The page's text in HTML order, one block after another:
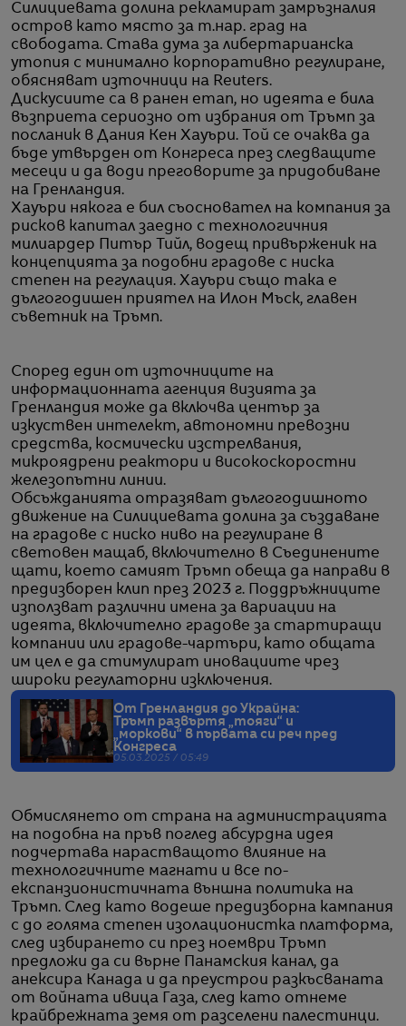
Силициевата долина рекламират замръзналия
остров като място за т.нар. град на
свободата. Става дума за либертарианска
утопия с минимално корпоративно регулиране,
обясняват източници на Reuters.
Дискусиите са в ранен етап, но идеята е била
възприета сериозно от избрания от Тръмп за
посланик в Дания Кен Хауъри. Той се очаква да
бъде утвърден от Конгреса през следващите
месеци и да води преговорите за придобиване
на Гренландия.
Хауъри някога е бил съосновател на компания за
рисков капитал заедно с технологичния
милиардер Питър Тийл, водещ привърженик на
концепцията за подобни градове с ниска
степен на регулация. Хауъри също така е
дългогодишен приятел на Илон Мъск, главен
съветник на Тръмп.
Според един от източниците на
информационната агенция визията за
Гренландия може да включва център за
изкуствен интелект, автономни превозни
средства, космически изстрелвания,
микроядрени реактори и високоскоростни
железопътни линии.
Обсъжданията отразяват дългогодишното
движение на Силициевата долина за създаване
на градове с ниско ниво на регулиране в
световен мащаб, включително в Съединените
щати, което самият Тръмп обеща да направи в
предизборен клип през 2023 г. Поддръжниците
използват различни имена за вариации на
идеята, включително градове за стартиращи
компании или градове-чартъри, като общата
им цел е да стимулират иновациите чрез
широки регулаторни изключения.
От Гренландия до Украйна:
Тръмп развъртя „тояги“ и
„моркови“ в първата си реч пред
Конгреса
05.03.2025 / 05:49
Обмислянето от страна на администрацията
на подобна на пръв поглед абсурдна идея
подчертава нарастващото влияние на
технологичните магнати и все по-
експанзионистичната външна политика на
Тръмп. След като водеше предизборна кампания
с до голяма степен изолационистка платформа,
след избирането си през ноември Тръмп
предложи да си върне Панамския канал, да
анексира Канада и да преустрои разкъсваната
от войната ивица Газа, след като отнеме
крайбрежната земя от разселени палестинци.